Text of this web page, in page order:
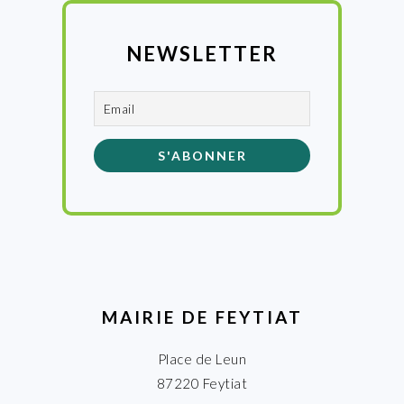
NEWSLETTER
MAIRIE DE FEYTIAT
Place de Leun
87220 Feytiat